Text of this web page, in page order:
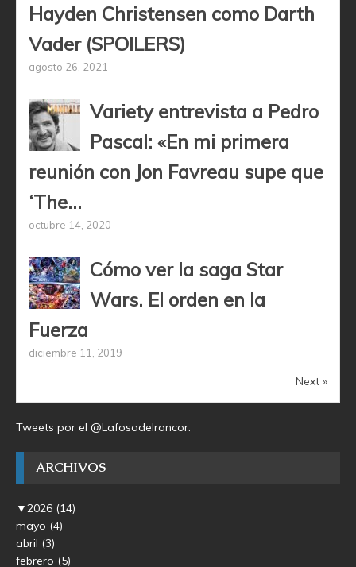
Hayden Christensen como Darth
Vader (SPOILERS)
agosto 26, 2021
Variety entrevista a Pedro
Pascal: «En mi primera
reunión con Jon Favreau supe que
‘The...
octubre 14, 2020
Cómo ver la saga Star
Wars. El orden en la
Fuerza
diciembre 11, 2019
Next »
Tweets por el @Lafosadelrancor.
ARCHIVOS
▼2026 (14)
mayo (4)
abril (3)
febrero (5)